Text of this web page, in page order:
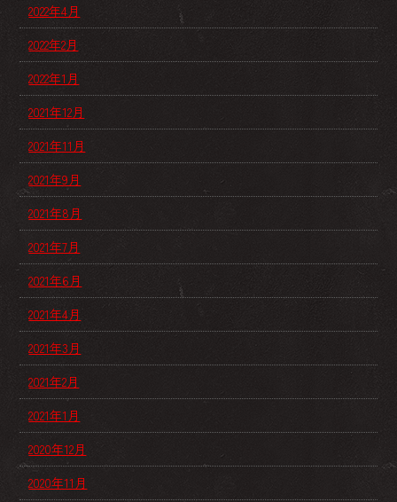
2022年4月
2022年2月
2022年1月
2021年12月
2021年11月
2021年9月
2021年8月
2021年7月
2021年6月
2021年4月
2021年3月
2021年2月
2021年1月
2020年12月
2020年11月